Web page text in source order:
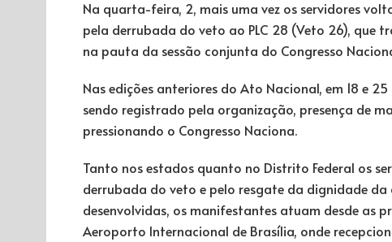
Na quarta-feira, 2, mais uma vez os servidores
pela derrubada do veto ao PLC 28 (Veto 26),
na pauta da sessão conjunta do Congresso
Nas edições anteriores do Ato Nacional, em 18 e
sendo registrado pela organização, presença de
pressionando o Congresso Naciona.
Tanto nos estados quanto no Distrito Federal os
derrubada do veto e pelo resgate da dignidade
desenvolvidas, os manifestantes atuam desde as
Aeroporto Internacional de Brasília, onde